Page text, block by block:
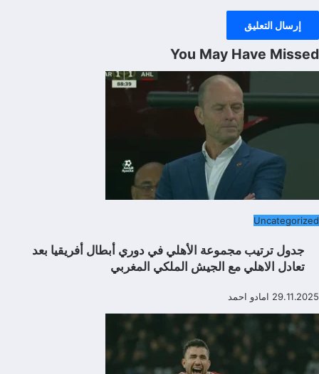
You May Have Missed
Uncategorized
جدول ترتيب مجموعة الأهلي في دوري أبطال أفريقيا بعد
تعادل الاهلي مع الجيش الملكي المغربي
29.11.2025 امادو احمد